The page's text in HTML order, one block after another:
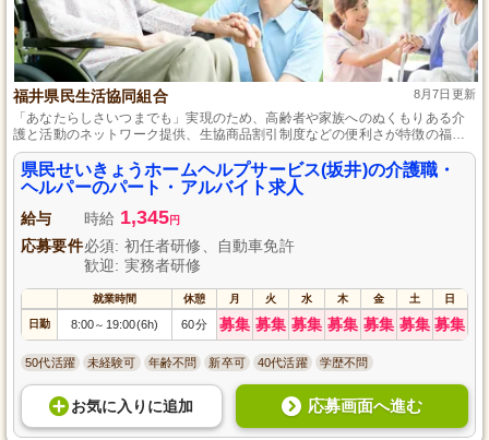
福井県民生活協同組合 8月7日更新
「あなたらしさいつまでも」実現のため、高齢者や家族へのぬくもりある介
護と活動のネットワーク提供、生協商品割引制度などの便利さが特徴の福井
県民生活協同組合「県民せいきょうホームヘルプサービス(坂井)」です。
県民せいきょうホームヘルプサービス(坂井)の介護職・
ヘルパーのパート・アルバイト求人
給与 時給 1,345円
応募要件必須: 初任者研修、自動車免許
歓迎: 実務者研修
就業時間 休憩 月 火 水 木 金 土 日
日勤 8:00～ 19:00(6h) 60分 募集 募集 募集 募集 募集 募集 募集
50代活躍 未経験可 年齢不問 新卒可 40代活躍 学歴不問
お気に入り に追加 応募画面へ進む